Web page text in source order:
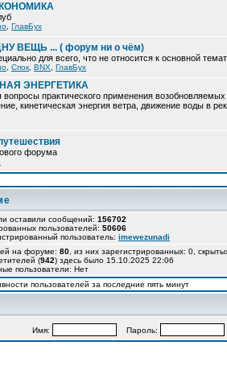
ГлавБух
ВЕЩЬ ... ( форум ни о чём)
для всего, что не относится к основной
Спок BNX ГлавБух
ЭНЕРГЕТИКА
практического применения
кинетическая энергия ветра, движение воды в
форума
оставили сообщений: 156702
пользователей: 50606
пользователь: imewezunadi
на форуме: 80 , из них зарегистрированных: 0,
(942) здесь было 15.10.2025 22:06
пользователи: Нет
пользователей за последние пять минут
Имя: Пароль: